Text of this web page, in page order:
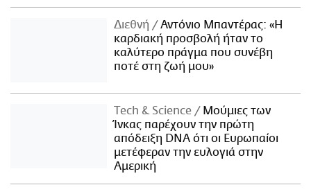
Διεθνή
Αντόνιο Μπαντέρας: «Η
καρδιακή προσβολή ήταν το
καλύτερο πράγμα που συνέβη
ποτέ στη ζωή μου»
Τech & Science
Μούμιες των
Ίνκας παρέχουν την πρώτη
απόδειξη DNA ότι οι Ευρωπαίοι
μετέφεραν την ευλογιά στην
Αμερική